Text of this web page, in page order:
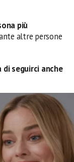
più
altre persone
seguirci anche